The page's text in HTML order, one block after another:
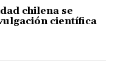
chilena se
científica